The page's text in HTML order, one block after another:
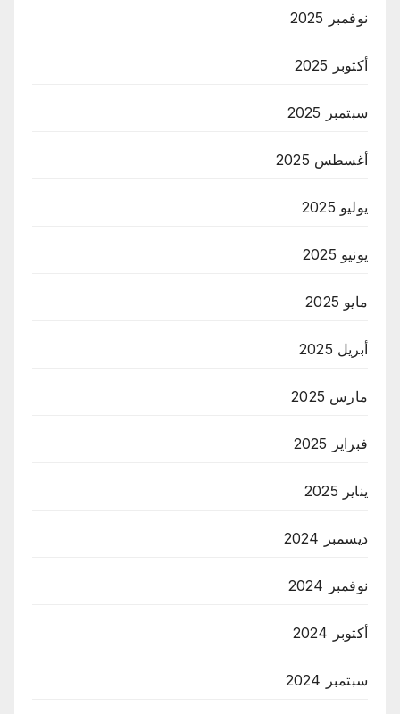
نوفمبر 2025
أكتوبر 2025
سبتمبر 2025
أغسطس 2025
يوليو 2025
يونيو 2025
مايو 2025
أبريل 2025
مارس 2025
فبراير 2025
يناير 2025
ديسمبر 2024
نوفمبر 2024
أكتوبر 2024
سبتمبر 2024